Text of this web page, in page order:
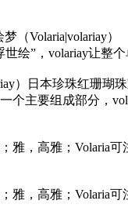
Volaria|volariay）
”，volariay让整个
）日本珍珠红珊瑚
主要组成部分，
，高雅；Volaria可
，高雅；Volaria可